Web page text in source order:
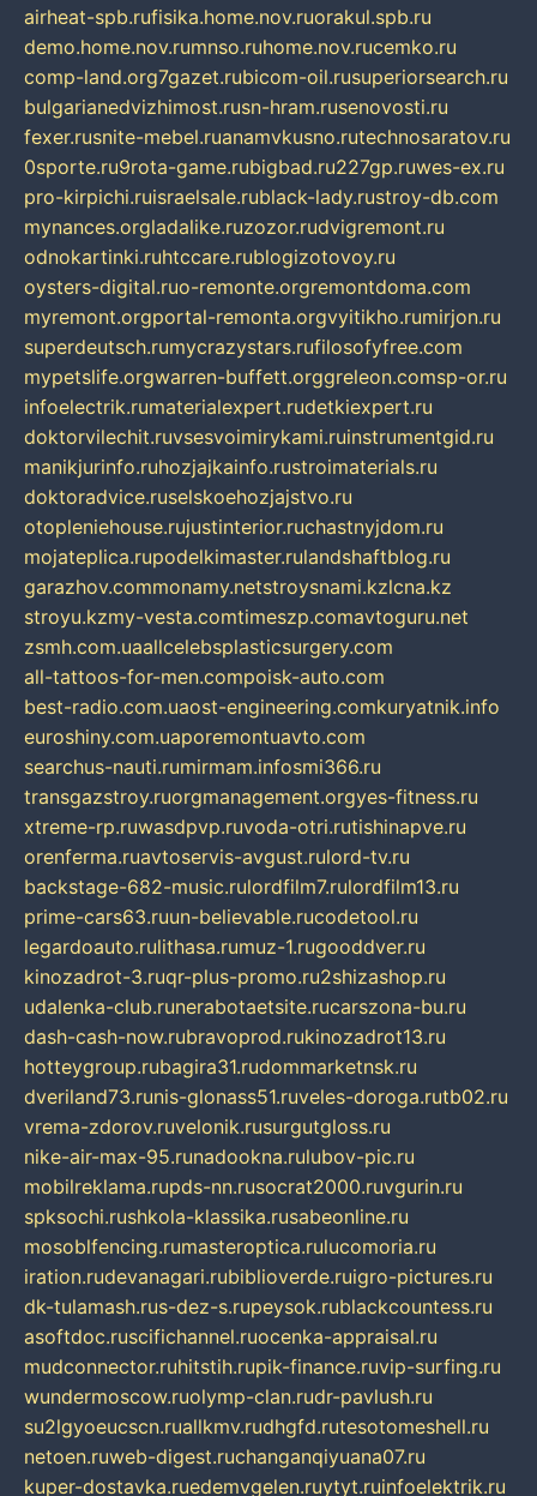
airheat-spb.rufisika.home.nov.ruorakul.spb.ru
demo.home.nov.rumnso.ruhome.nov.rucemko.ru
comp-land.org7gazet.rubicom-oil.rusuperiorsearch.ru
bulgarianedvizhimost.rusn-hram.rusenovosti.ru
fexer.rusnite-mebel.ruanamvkusno.rutechnosaratov.ru
0sporte.ru9rota-game.rubigbad.ru227gp.ruwes-ex.ru
pro-kirpichi.ruisraelsale.rublack-lady.rustroy-db.com
mynances.orgladalike.ruzozor.rudvigremont.ru
odnokartinki.ruhtccare.rublogizotovoy.ru
oysters-digital.ruo-remonte.orgremontdoma.com
myremont.orgportal-remonta.orgvyitikho.rumirjon.ru
superdeutsch.rumycrazystars.rufilosofyfree.com
mypetslife.orgwarren-buffett.orggreleon.comsp-or.ru
infoelectrik.rumaterialexpert.rudetkiexpert.ru
doktorvilechit.ruvsesvoimirykami.ruinstrumentgid.ru
manikjurinfo.ruhozjajkainfo.rustroimaterials.ru
doktoradvice.ruselskoehozjajstvo.ru
otopleniehouse.rujustinterior.ruchastnyjdom.ru
mojateplica.rupodelkimaster.rulandshaftblog.ru
garazhov.commonamy.netstroysnami.kzlcna.kz
stroyu.kzmy-vesta.comtimeszp.comavtoguru.net
zsmh.com.uaallcelebsplasticsurgery.com
all-tattoos-for-men.compoisk-auto.com
best-radio.com.uaost-engineering.comkuryatnik.info
euroshiny.com.uaporemontuavto.com
searchus-nauti.rumirmam.infosmi366.ru
transgazstroy.ruorgmanagement.orgyes-fitness.ru
xtreme-rp.ruwasdpvp.ruvoda-otri.rutishinapve.ru
orenferma.ruavtoservis-avgust.rulord-tv.ru
backstage-682-music.rulordfilm7.rulordfilm13.ru
prime-cars63.ruun-believable.rucodetool.ru
legardoauto.rulithasa.rumuz-1.rugooddver.ru
kinozadrot-3.ruqr-plus-promo.ru2shizashop.ru
udalenka-club.runerabotaetsite.rucarszona-bu.ru
dash-cash-now.rubravoprod.rukinozadrot13.ru
hotteygroup.rubagira31.rudommarketnsk.ru
dveriland73.runis-glonass51.ruveles-doroga.rutb02.ru
vrema-zdorov.ruvelonik.rusurgutgloss.ru
nike-air-max-95.runadookna.rulubov-pic.ru
mobilreklama.rupds-nn.rusocrat2000.ruvgurin.ru
spksochi.rushkola-klassika.rusabeonline.ru
mosoblfencing.rumasteroptica.rulucomoria.ru
iration.rudevanagari.rubiblioverde.ruigro-pictures.ru
dk-tulamash.rus-dez-s.rupeysok.rublackcountess.ru
asoftdoc.ruscifichannel.ruocenka-appraisal.ru
mudconnector.ruhitstih.rupik-finance.ruvip-surfing.ru
wundermoscow.ruolymp-clan.rudr-pavlush.ru
su2lgyoeucscn.ruallkmv.rudhgfd.rutesotomeshell.ru
netoen.ruweb-digest.ruchanganqiyuana07.ru
kuper-dostavka.ruedemvgelen.ruytyt.ruinfoelektrik.ru